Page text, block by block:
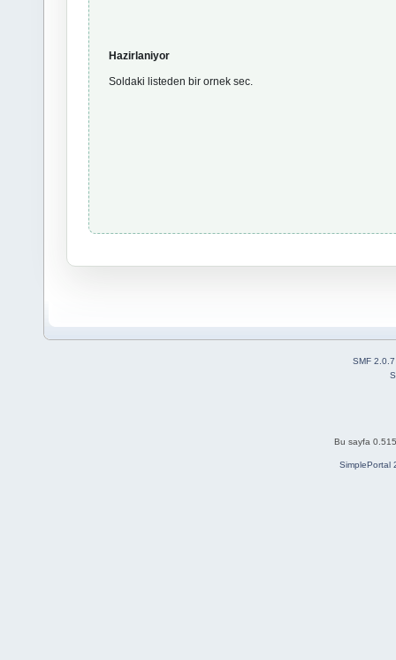
Hazirlaniyor
Soldaki listeden bir ornek sec.
SMF 2.0.7
Bu sayfa
SimplePortal